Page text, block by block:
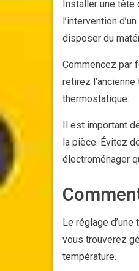
Installer une
l’intervention
disposer du
Commencez par
retirez
thermostatique.
Il est important
la pièce. Évitez
électroménager
Le réglage
vous trouverez
température.